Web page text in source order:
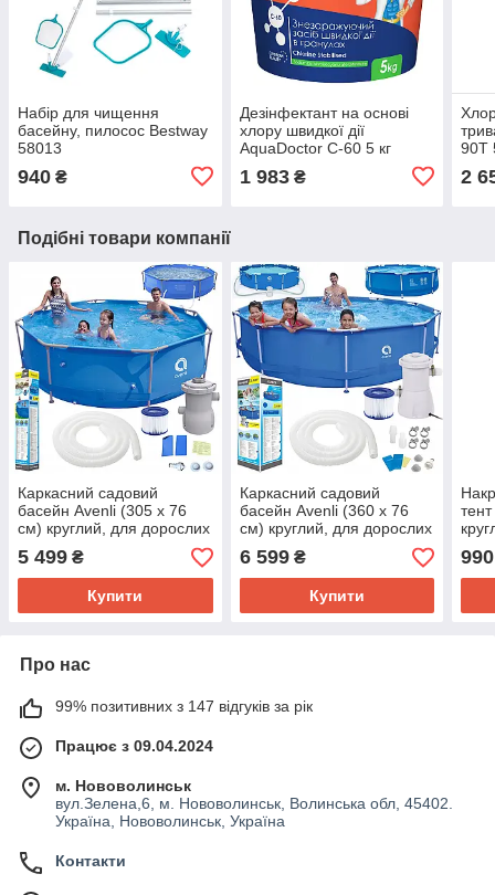
Набір для чищення
басейну, пилосос Bestway
58013
940 ₴
Дезінфектант на основі
хлору швидкої дії
AquaDoctor C-60 5 кг
1 983₴
90T
2
Подібні товари компанії
Каркасний садовий
басейн Avenli (305 х 76
см) круглий, для дорослих
та дітей, Синій (17798)
5 499 ₴
Купити
Каркасний садовий
басейн Avenli (360 х 76
см) круглий, для дорослих
та дітей, Синій (17799)
6 599₴
Купити
360
990
Про нас
99% позитивних з 147 відгуків за рік
Працює з 09.04.2024
м. Нововолинськ
вул.Зелена,6, м. Нововолинськ, Волинська обл, 45402.
Україна, Нововолинськ, Україна
Контакти